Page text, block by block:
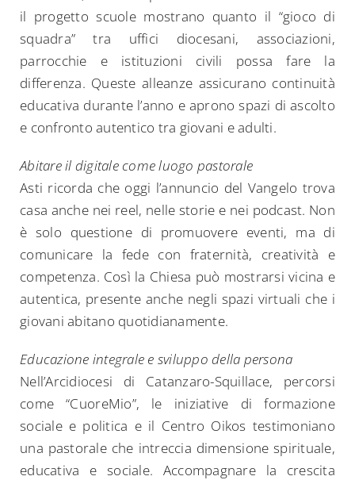
il progetto scuole mostrano quanto il “gioco di
squadra” tra uffici diocesani, associazioni,
parrocchie e istituzioni civili possa fare la
differenza. Queste alleanze assicurano continuità
educativa durante l’anno e aprono spazi di ascolto
e confronto autentico tra giovani e adulti.
Abitare il digitale come luogo pastorale
Asti ricorda che oggi l’annuncio del Vangelo trova
casa anche nei reel, nelle storie e nei podcast. Non
è solo questione di promuovere eventi, ma di
comunicare la fede con fraternità, creatività e
competenza. Così la Chiesa può mostrarsi vicina e
autentica, presente anche negli spazi virtuali che i
giovani abitano quotidianamente.
Educazione integrale e sviluppo della persona
Nell’Arcidiocesi di Catanzaro-Squillace, percorsi
come “CuoreMio”, le iniziative di formazione
sociale e politica e il Centro Oikos testimoniano
una pastorale che intreccia dimensione spirituale,
educativa e sociale. Accompagnare la crescita